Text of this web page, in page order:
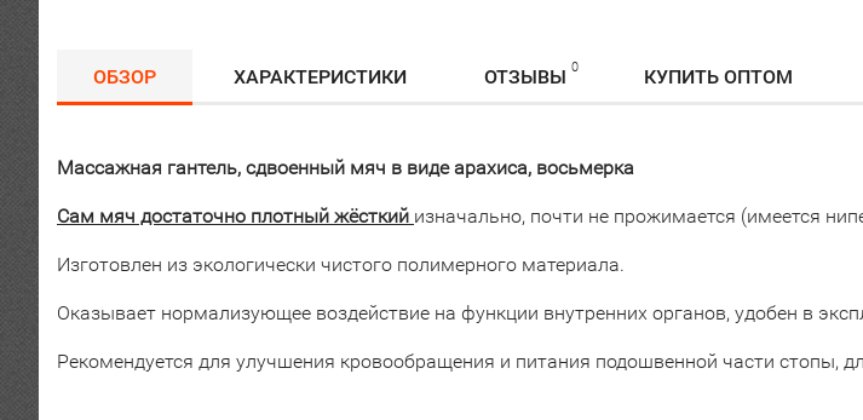
ОБЗОР ХАРАКТЕРИСТИКИ ОТЗЫВЫ 0 КУПИТЬ ОПТОМ
Массажная гантель, сдвоенный мяч в виде арахиса, восьмерка
Сам мяч достаточно плотный жёсткий изначально, почти не прожимается (имеется
Изготовлен из экологически чистого полимерного материала.
Оказывает нормализующее воздействие на функции внутренних органов, удобен в
Рекомендуется для улучшения кровообращения и питания подошвенной части стопы,